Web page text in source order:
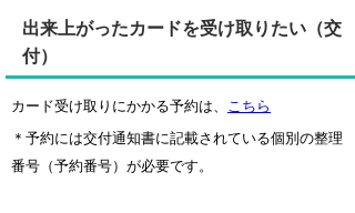
出来上がったカードを受け取りたい（交
付）
カード受け取りにかかる予約は、 こちら
＊予約には交付通知書に記載されている個別の整理
番号（予約番号）が必要です。